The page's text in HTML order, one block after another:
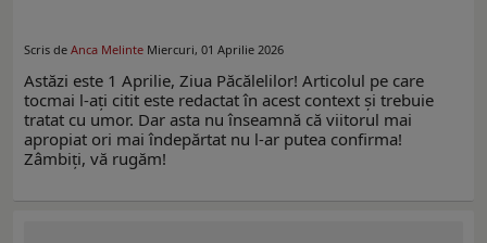
Scris de Anca Melinte Miercuri, 01 Aprilie 2026
Astăzi este 1 Aprilie, Ziua Păcălelilor! Articolul pe care
tocmai l-ați citit este redactat în acest context şi trebuie
tratat cu umor. Dar asta nu înseamnă că viitorul mai
apropiat ori mai îndepărtat nu l-ar putea confirma!
Zâmbiţi, vă rugăm!